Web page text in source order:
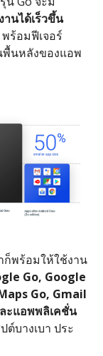
นได้เร็วขึ้น
ร้อมฟีเจอร์
นหลังของแอพ
พร้อมให้ใช้งาน
Go, Google
Go, Gmail
ะแอพพลิเคชั่น
บางเบา ประ